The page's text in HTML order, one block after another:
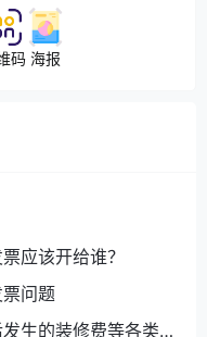
码 海报
应该开给谁？
问题
生的装修费等各类